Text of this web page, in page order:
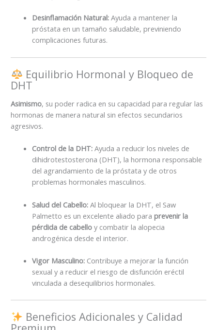
Desinflamación Natural: Ayuda a mantener la
próstata en un tamaño saludable, previniendo
complicaciones futuras.
Equilibrio Hormonal y Bloqueo de
DHT
Asimismo, su poder radica en su capacidad para regular las
hormonas de manera natural sin efectos secundarios
agresivos.
Control de la DHT: Ayuda a reducir los niveles de
dihidrotestosterona (DHT), la hormona responsable
del agrandamiento de la próstata y de otros
problemas hormonales masculinos.
Salud del Cabello: Al bloquear la DHT, el Saw
Palmetto es un excelente aliado paraprevenir la
pérdida de cabello y combatir la alopecia
androgénica desde el interior.
Vigor Masculino: Contribuye a mejorar la función
sexual y a reducir el riesgo de disfunción eréctil
vinculada a desequilibrios hormonales.
Beneficios Adicionales y Calidad